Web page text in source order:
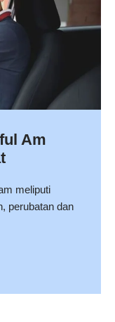
Am
meliputi
perubatan dan